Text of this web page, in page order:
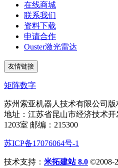
在线商城
联系我们
资料下载
申请合作
Ouster激光雷达
友情链接
矩阵数字
苏州索亚机器人技术有限公司版
地址：江苏省昆山市经济技术
1203室 邮编：215300
苏ICP备17076064号-1
技术支持： 米拓建站 8.0 ©2008-